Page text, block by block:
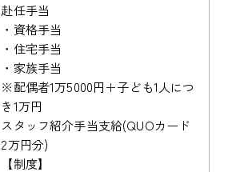
赴任手当
・資格手当
・住宅手当
・家族手当
※配偶者1万5000円＋子ども1人につ
き1万円
スタッフ紹介手当支給(QUOカード
2万円分)
【制度】